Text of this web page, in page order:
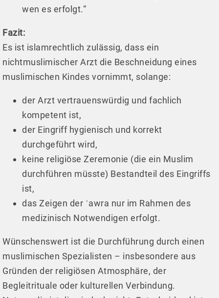
wen es erfolgt.“
Fazit:
Es ist islamrechtlich zulässig, dass ein
nichtmuslimischer Arzt die Beschneidung eines
muslimischen Kindes vornimmt, solange:
der Arzt vertrauenswürdig und fachlich
kompetent ist,
der Eingriff hygienisch und korrekt
durchgeführt wird,
keine religiöse Zeremonie (die ein Muslim
durchführen müsste) Bestandteil des Eingriffs
ist,
das Zeigen der ʿawra nur im Rahmen des
medizinisch Notwendigen erfolgt.
Wünschenswert ist die Durchführung durch einen
muslimischen Spezialisten – insbesondere aus
Gründen der religiösen Atmosphäre, der
Begleitrituale oder kulturellen Verbindung.